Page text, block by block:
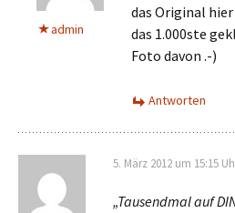
admin
das Original
das 1.000ste
Foto davon .-)
Antworten
5. März 2012 um 15:15
„Tausendmal auf